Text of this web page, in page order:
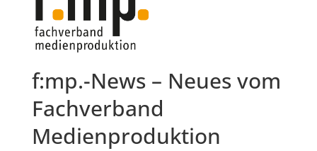
f:mp.-News – Neues vom
Fachverband
Medienproduktion